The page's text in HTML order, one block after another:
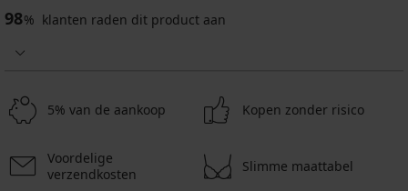
Danuta
zonder
beugels
€
35,99
98% klanten raden dit product aan
5% van de aankoop Kopen zonder risico
Voordelige
verzendkosten
Slimme maattabel